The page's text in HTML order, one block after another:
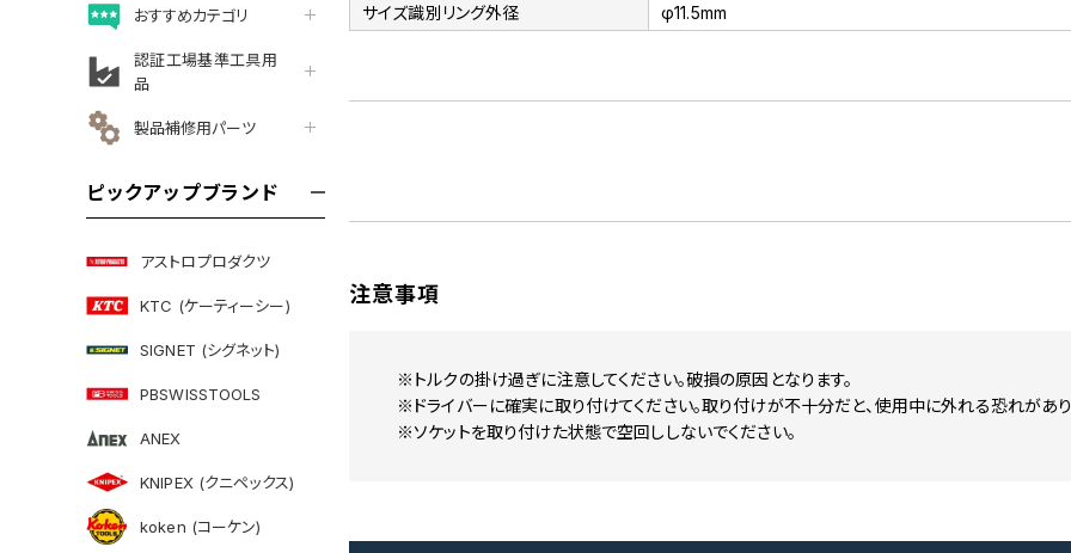
おすすめカテゴリ
認証工場基準工具用
品
製品補修用パーツ
ピックアップブランド
アストロプロダクツ
KTC (ケーティーシー)
SIGNET (シグネット)
PBSWISSTOOLS
ANEX
KNIPEX (クニペックス)
koken (コーケン)
サイズ識別リング外径
φ11.5mm
注意事項
※トルクの掛け過ぎに注意してください。破損の原因となります。
※ドライバーに確実に取り付けてください。取り付けが不十分だと、使用中に外れる恐れがあり
※ソケットを取り付けた状態で空回ししないでください。